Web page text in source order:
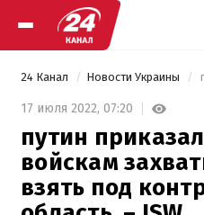
24 Канал Новости Украины
17 июля 2022, 07:20
путин
войскам
взять под